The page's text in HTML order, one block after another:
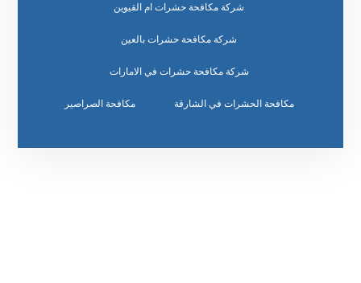
شركة مكافحة حشرات ام القيوين
شركة مكافحة حشرات بالعين
شركة مكافحة حشرات في الامارات
مكافحة الحشرات في الشارقة مكافحة الصراصير